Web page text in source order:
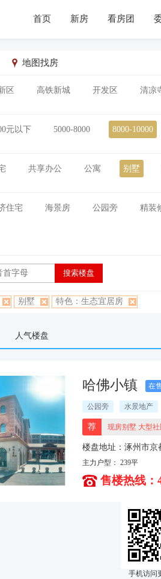
首页 新房 看房团
地图找房
区 高铁新城 开发区 清凉
元以下 5000-8000 8000-10000
共享办公 公寓 别墅
住宅 海景房 公园旁 精装
别墅 特色：生态宜居房
人气楼盘
哈佛小镇 在
公园旁 水景地产
荐 现房别墅 大型
楼盘地址：涿州市京
主力户型： 239平
售楼热线：
手机访问